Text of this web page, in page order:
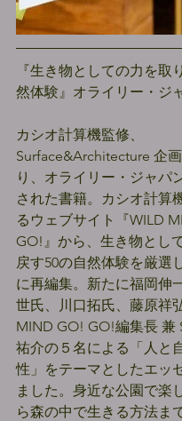
『生き物としての力を取
然体験』オライリー・ジ
カシオ計算機監修、
Surface&Architecture 企
り、オライリー・ジャパ
された書籍。カシオ計算
るウェブサイト『WILD
GO!』から、生き物とし
戻す50の自然体験を厳選
に再編集。新たに福岡伸
世氏、川口拓氏、藤原祥
MIND GO! GO!編集長 兼
祐介の５名による「人と
性」をテーマとしたエッ
ました。身近な公園で楽
ら森の中で生きる方法ま